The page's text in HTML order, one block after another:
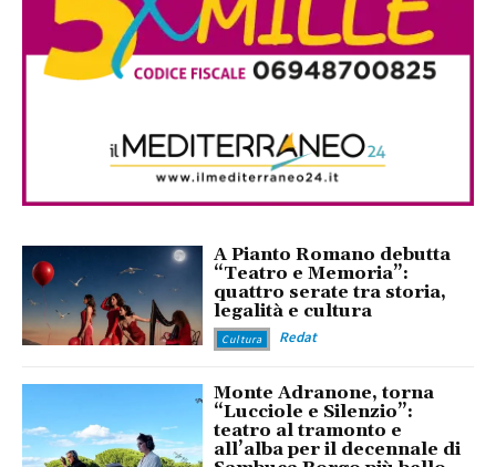
A Pianto Romano debutta
“Teatro e Memoria”:
quattro serate tra storia,
legalità e cultura
Cultura Redat
Monte Adranone, torna
“Lucciole e Silenzio”:
teatro al tramonto e
all’alba per il decennale di